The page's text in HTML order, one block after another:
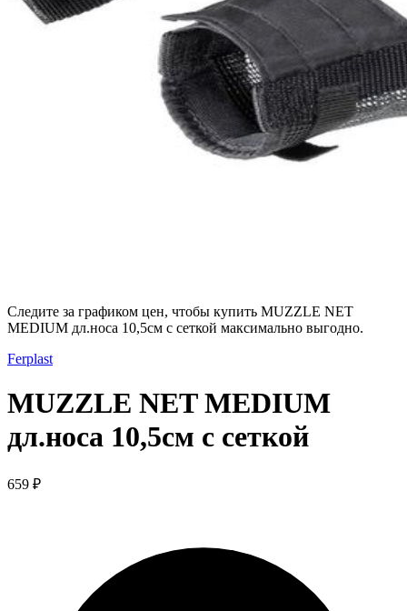
Следите за графиком цен, чтобы купить MUZZLE NET
MEDIUM дл.носа 10,5см с сеткой максимально выгодно.
Ferplast
MUZZLE NET MEDIUM
дл.носа 10,5см с сеткой
659 ₽